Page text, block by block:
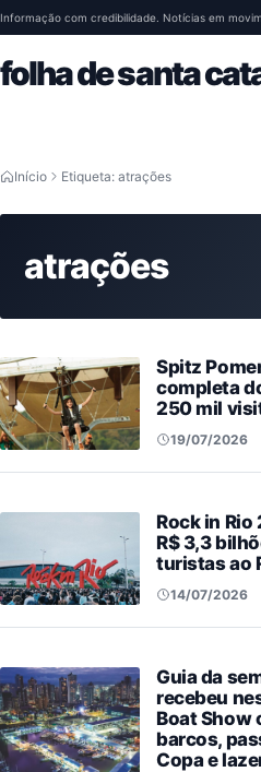
Pular para o conteúdo
Informação com credibilidade. Notícias em
folha de santa
Início Etiqueta: atrações
atrações
Spitz
completa
250 mil
19/07/2026
Rock in
R$ 3,3
turistas ao
14/07/2026
Guia da
recebeu
Boat Show
barcos,
Copa e